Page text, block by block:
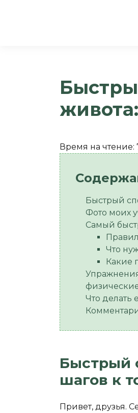
Время на чтение:
Быстрый
Фото моих
Самый
Что
Какие
Что делать
Быстрый
шагов к
Привет, друзья.